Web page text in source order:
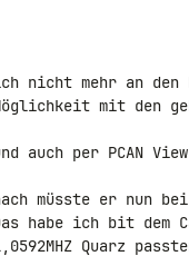
ich nicht mehr an
mit den
auch per PCAN
müsste er nun
habe ich bit dem
Quarz